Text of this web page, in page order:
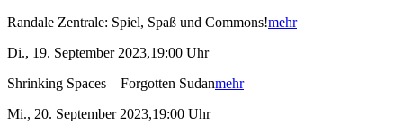
Randale Zentrale: Spiel, Spaß und Commons!mehr
Di., 19. September 2023,19:00 Uhr
Shrinking Spaces – Forgotten Sudanmehr
Mi., 20. September 2023,19:00 Uhr